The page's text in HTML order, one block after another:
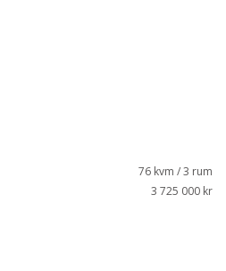
76 kvm / 3 rum
3 725 000 kr